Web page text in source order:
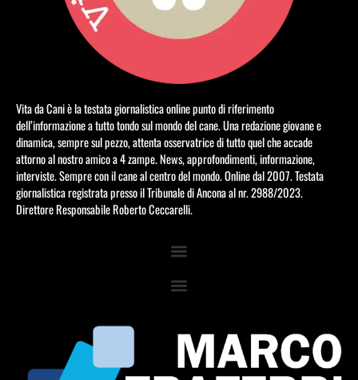
Vita da Cani è la testata giornalistica online punto di riferimento
dell’informazione a tutto tondo sul mondo del cane. Una redazione giovane e
dinamica, sempre sul pezzo, attenta osservatrice di tutto quel che accade
attorno al nostro amico a 4 zampe. News, approfondimenti, informazione,
interviste. Sempre con il cane al centro del mondo. Online dal 2007. Testata
giornalistica registrata presso il Tribunale di Ancona al nr. 2988/2023.
Direttore Responsabile Roberto Ceccarelli.